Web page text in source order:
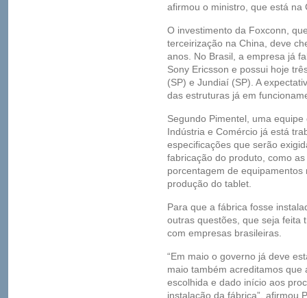
afirmou o ministro, que está na
O investimento da Foxconn,
terceirização na China, deve
anos. No Brasil, a empresa já
Sony Ericsson e possui hoje
(SP) e Jundiaí (SP). A
das estruturas já em
Segundo Pimentel, uma
Indústria e Comércio já está
especificações que serão
fabricação do produto, como
porcentagem de
produção do tablet.
Para que a fábrica fosse
outras questões, que seja feita
com empresas brasileiras.
“Em maio o governo já deve
maio também acreditamos
escolhida e dado início aos
instalação da fábrica”, afirmou